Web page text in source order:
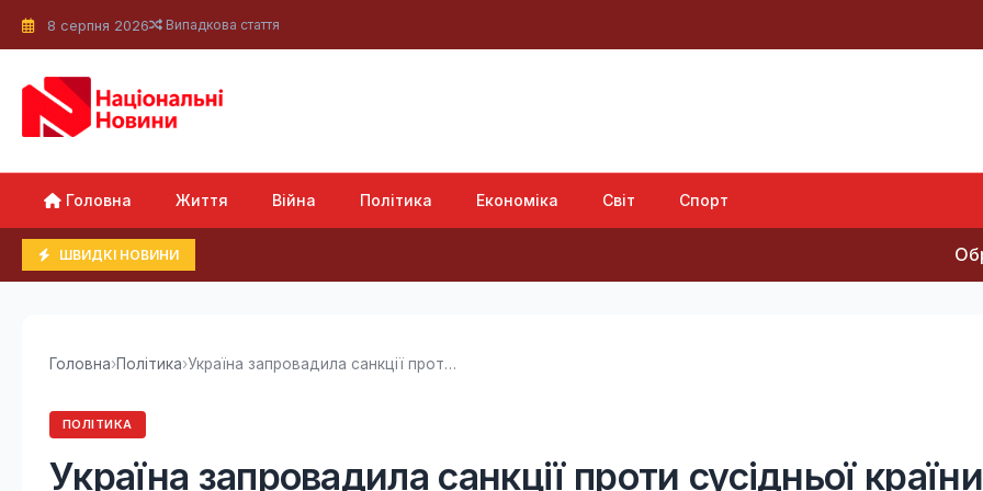
8 серпня 2026 Випадкова стаття
Головна Життя Війна Політика Економіка Світ Спорт
ШВИДКІ НОВИНИ Обрання
Головна›Політика› Україна запровадила санкції проти сусідньої...
ПОЛІТИКА
Україна запровадила санкції проти сусідньої